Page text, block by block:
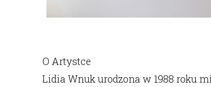
O Artystce
Lidia Wnuk urodzona w 1988 roku